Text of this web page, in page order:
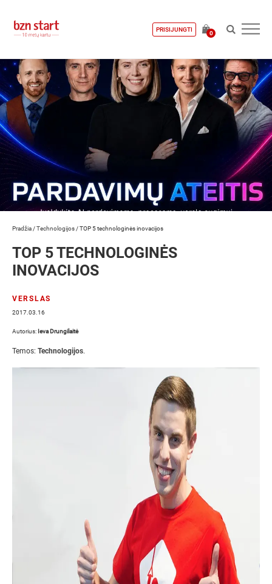
PRISIJUNGTI
0
Pradžia /Technologijos /TOP 5 technologinės inovacijos
TOP 5 TECHNOLOGINĖS
INOVACIJOS
VERSLAS
2017.03.16
Autorius: Ieva Drungilaitė
Temos: Technologijos.